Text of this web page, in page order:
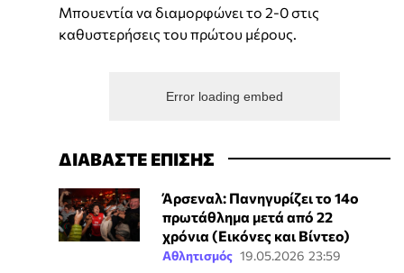
Μπουεντία να διαμορφώνει το 2-0 στις
καθυστερήσεις του πρώτου μέρους.
Error loading embed
ΔΙΑΒΑΣΤΕ ΕΠΙΣΗΣ
Άρσεναλ: Πανηγυρίζει το 14o
πρωτάθλημα μετά από 22
χρόνια (Εικόνες και Βίντεο)
Αθλητισμός 19.05.2026 23:59